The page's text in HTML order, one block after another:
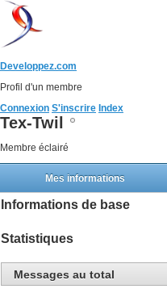
Developpez.com
Profil d'un membre
Connexion S'inscrire Index
Tex-Twil
Membre éclairé
Mes informations
Informations de base
Statistiques
Messages au total